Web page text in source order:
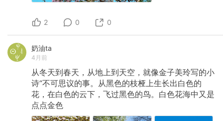
2 0 0
奶油ta
4月前
从冬天到春天，从地上到天空，就像金子美玲写的小
诗“不可思议的事。从黑色的枝桠上生长出白色的
花，在白色的云下，飞过黑色的鸟。白色花海中又是
点点金色